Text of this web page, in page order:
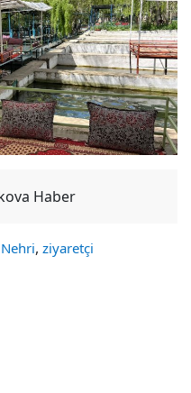
Haber
Nehri, ziyaretçi